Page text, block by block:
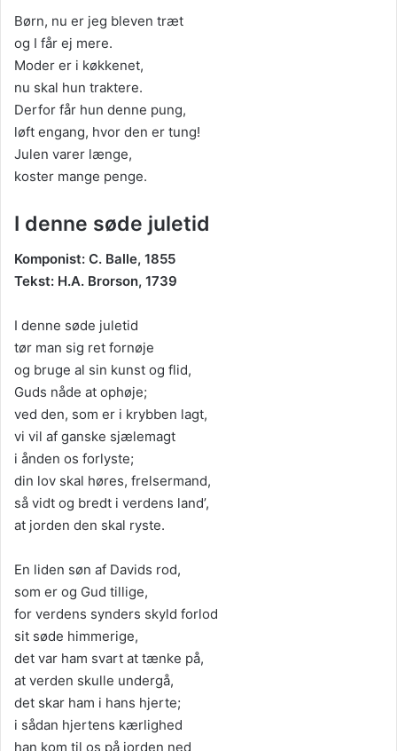
Børn, nu er jeg bleven træt
og I får ej mere.
Moder er i køkkenet,
nu skal hun traktere.
Derfor får hun denne pung,
løft engang, hvor den er tung!
Julen varer længe,
koster mange penge.
I denne søde juletid
Komponist: C. Balle, 1855
Tekst: H.A. Brorson, 1739
I denne søde juletid
tør man sig ret fornøje
og bruge al sin kunst og flid,
Guds nåde at ophøje;
ved den, som er i krybben lagt,
vi vil af ganske sjælemagt
i ånden os forlyste;
din lov skal høres, frelsermand,
så vidt og bredt i verdens land’,
at jorden den skal ryste.
En liden søn af Davids rod,
som er og Gud tillige,
for verdens synders skyld forlod
sit søde himmerige,
det var ham svart at tænke på,
at verden skulle undergå,
det skar ham i hans hjerte;
i sådan hjertens kærlighed
han kom til os på jorden ned